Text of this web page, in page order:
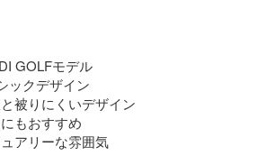
GOLFモデル
ックデザイン
被りにくいデザイン
もおすすめ
アリーな雰囲気